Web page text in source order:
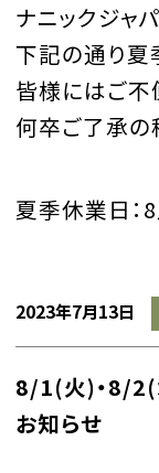
ナニックジャ
下記の通り夏
皆様にはご不
何卒ご了承の
夏季休業日
2023年7月13日
8/1(火)・8/2(
お知らせ